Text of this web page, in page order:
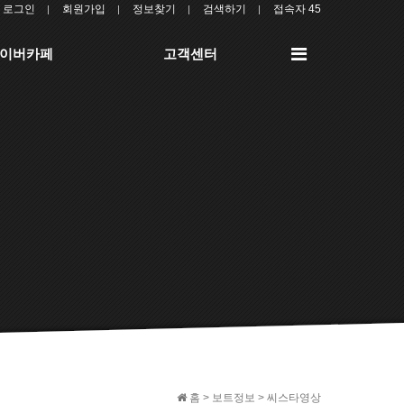
로그인 회원가입 정보찾기 검색하기 접속자 45
버카페 고객센터
전
홈 > 보트정보 > 씨스타영상